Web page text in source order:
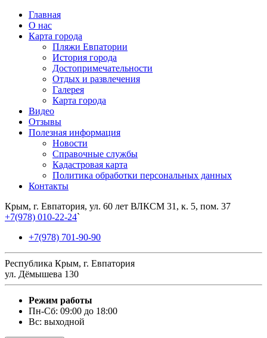
Главная
О нас
Карта города
Пляжи Евпатории
История города
Достопримечательности
Отдых и развлечения
Галерея
Карта города
Видео
Отзывы
Полезная информация
Новости
Справочные службы
Кадастровая карта
Политика обработки персональных данных
Контакты
Крым, г. Евпатория, ул. 60 лет ВЛКСМ 31, к. 5, пом. 37
+7(978) 010-22-24`
+7(978) 701-90-90
Республика Крым, г. Евпатория
ул. Дёмышева 130
Режим работы
Пн-Сб: 09:00 до 18:00
Вс: выходной